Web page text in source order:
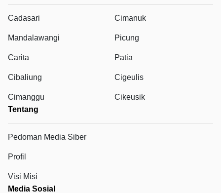
Cadasari Cimanuk
Mandalawangi Picung
Carita Patia
Cibaliung Cigeulis
Cimanggu
Cikeusik
Tentang
Pedoman Media Siber
Profil
Visi Misi
Media Sosial